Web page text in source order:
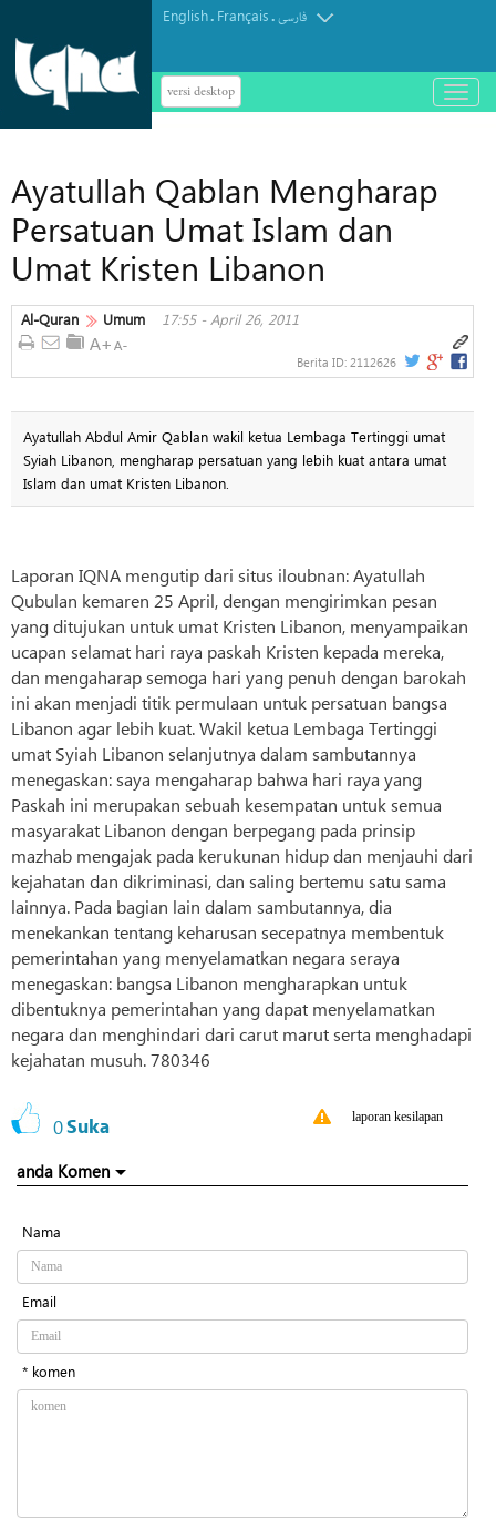
English. Français.فارسی
versi desktop
باز
و
Ayatullah Qablan Mengharap
Persatuan Umat Islam dan
Umat Kristen Libanon
Al-Quran Umum 17:55 - April 26, 2011
Berita ID: 2112626
Ayatullah Abdul Amir Qablan wakil ketua Lembaga Tertinggi umat
Syiah Libanon, mengharap persatuan yang lebih kuat antara umat
Islam dan umat Kristen Libanon.
Laporan IQNA mengutip dari situs iloubnan: Ayatullah
Qubulan kemaren 25 April, dengan mengirimkan pesan
yang ditujukan untuk umat Kristen Libanon, menyampaikan
ucapan selamat hari raya paskah Kristen kepada mereka,
dan mengaharap semoga hari yang penuh dengan barokah
ini akan menjadi titik permulaan untuk persatuan bangsa
Libanon agar lebih kuat. Wakil ketua Lembaga Tertinggi
umat Syiah Libanon selanjutnya dalam sambutannya
menegaskan: saya mengaharap bahwa hari raya yang
Paskah ini merupakan sebuah kesempatan untuk semua
masyarakat Libanon dengan berpegang pada prinsip
mazhab mengajak pada kerukunan hidup dan menjauhi dari
kejahatan dan dikriminasi, dan saling bertemu satu sama
lainnya. Pada bagian lain dalam sambutannya, dia
menekankan tentang keharusan secepatnya membentuk
pemerintahan yang menyelamatkan negara seraya
menegaskan: bangsa Libanon mengharapkan untuk
dibentuknya pemerintahan yang dapat menyelamatkan
negara dan menghindari dari carut marut serta menghadapi
kejahatan musuh. 780346
0Suka laporan kesilapan
anda Komen
Nama
Email
* komen